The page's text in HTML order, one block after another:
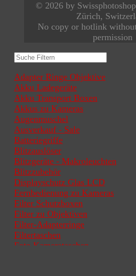
© 2026 by
Zürich,
No copy or hotlink
permission
Adapter Ringe Objektive
Akku Ladegeräte
Akku Transport Boxen
Akkus zu Kameras
Augenmuschel
Ausverkauf - Sale
Batteriegriffe
Blitzauslöser
Blitzgeräte - Makroleuchten
Blitzzubehör
Displayschutz Glas LCD
Fernbedienung zu Kameras
Filter Schutzboxen
Filter zu Objektiven
Filter-Adapterringe
Filtertaschen
Foto Kamerataschen